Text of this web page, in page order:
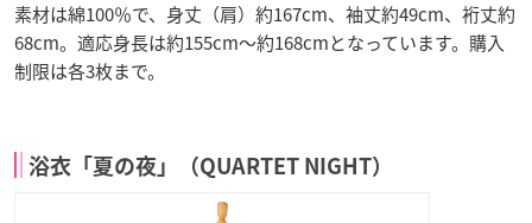
素材は綿100％で、身丈（肩）約167cm、袖丈約49cm、裄丈約
68cm。適応身長は約155cm〜約168cmとなっています。購入
制限は各3枚まで。
浴衣「夏の夜」（QUARTET NIGHT）